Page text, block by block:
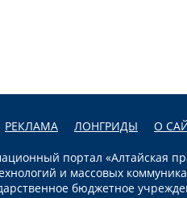
РЕКЛАМА ЛОНГРИДЫ О
портал «Алтайская
и массовых
бюджетное